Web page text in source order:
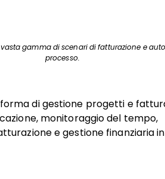
gamma di scenari di fatturazione e
processo.
di gestione progetti e
monitoraggio del tempo,
e gestione finanziaria